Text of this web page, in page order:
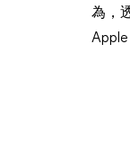
為，
Apple